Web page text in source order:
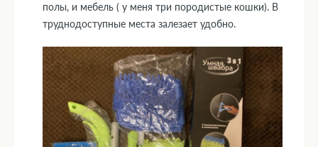
полы, и мебель ( у меня три породистые кошки). В
труднодоступные места залезает удобно.